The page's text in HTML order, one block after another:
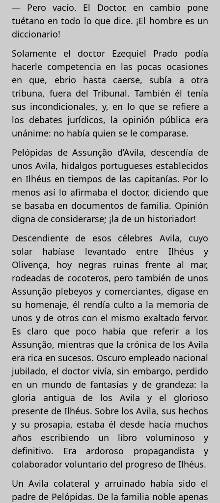
— Pero vacío. El Doctor, en cambio pone
tuétano en todo lo que dice. ¡El hombre es un
diccionario!
Solamente el doctor Ezequiel Prado podía
hacerle competencia en las pocas ocasiones
en que, ebrio hasta caerse, subía a otra
tribuna, fuera del Tribunal. También él tenía
sus incondicionales, y, en lo que se refiere a
los debates jurídicos, la opinión pública era
unánime: no había quien se le comparase.
Pelópidas de Assunção d’Avila, descendía de
unos Avila, hidalgos portugueses establecidos
en Ilhéus en tiempos de las capitanías. Por lo
menos así lo afirmaba el doctor, diciendo que
se basaba en documentos de familia. Opinión
digna de considerarse; ¡la de un historiador!
Descendiente de esos célebres Avila, cuyo
solar habíase levantado entre Ilhéus y
Olivença, hoy negras ruinas frente al mar,
rodeadas de cocoteros, pero también de unos
Assunção plebeyos y comerciantes, dígase en
su homenaje, él rendía culto a la memoria de
unos y de otros con el mismo exaltado fervor.
Es claro que poco había que referir a los
Assunção, mientras que la crónica de los Avila
era rica en sucesos. Oscuro empleado nacional
jubilado, el doctor vivía, sin embargo, perdido
en un mundo de fantasías y de grandeza: la
gloria antigua de los Avila y el glorioso
presente de Ilhéus. Sobre los Avila, sus hechos
y su prosapia, estaba él desde hacía muchos
años escribiendo un libro voluminoso y
definitivo. Era ardoroso propagandista y
colaborador voluntario del progreso de Ilhéus.
Un Avila colateral y arruinado había sido el
padre de Pelópidas. De la familia noble apenas